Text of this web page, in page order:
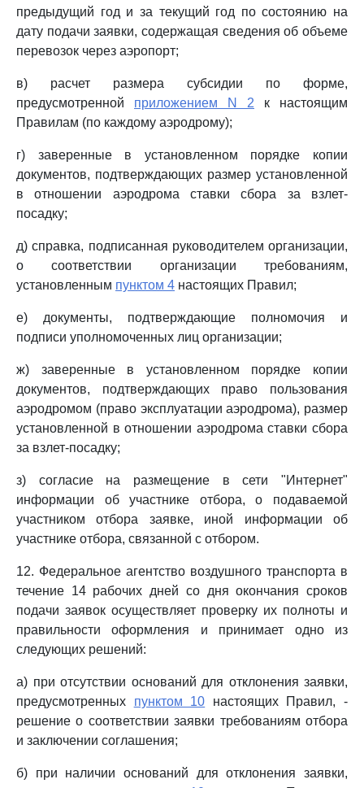
предыдущий год и за текущий год по состоянию на
дату подачи заявки, содержащая сведения об объеме
перевозок через аэропорт;
в) расчет размера субсидии по форме,
предусмотренной приложением N 2 к настоящим
Правилам (по каждому аэродрому);
г) заверенные в установленном порядке копии
документов, подтверждающих размер установленной
в отношении аэродрома ставки сбора за взлет-
посадку;
д) справка, подписанная руководителем организации,
о соответствии организации требованиям,
установленным пунктом 4 настоящих Правил;
е) документы, подтверждающие полномочия и
подписи уполномоченных лиц организации;
ж) заверенные в установленном порядке копии
документов, подтверждающих право пользования
аэродромом (право эксплуатации аэродрома), размер
установленной в отношении аэродрома ставки сбора
за взлет-посадку;
з) согласие на размещение в сети "Интернет"
информации об участнике отбора, о подаваемой
участником отбора заявке, иной информации об
участнике отбора, связанной с отбором.
12. Федеральное агентство воздушного транспорта в
течение 14 рабочих дней со дня окончания сроков
подачи заявок осуществляет проверку их полноты и
правильности оформления и принимает одно из
следующих решений:
а) при отсутствии оснований для отклонения заявки,
предусмотренных пунктом 10 настоящих Правил, -
решение о соответствии заявки требованиям отбора
и заключении соглашения;
б) при наличии оснований для отклонения заявки,